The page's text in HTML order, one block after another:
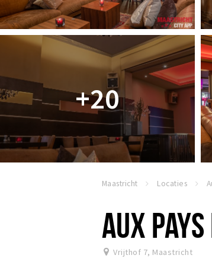
+20
Maastricht Locaties
AUX
Vrijthof 7, Maastricht